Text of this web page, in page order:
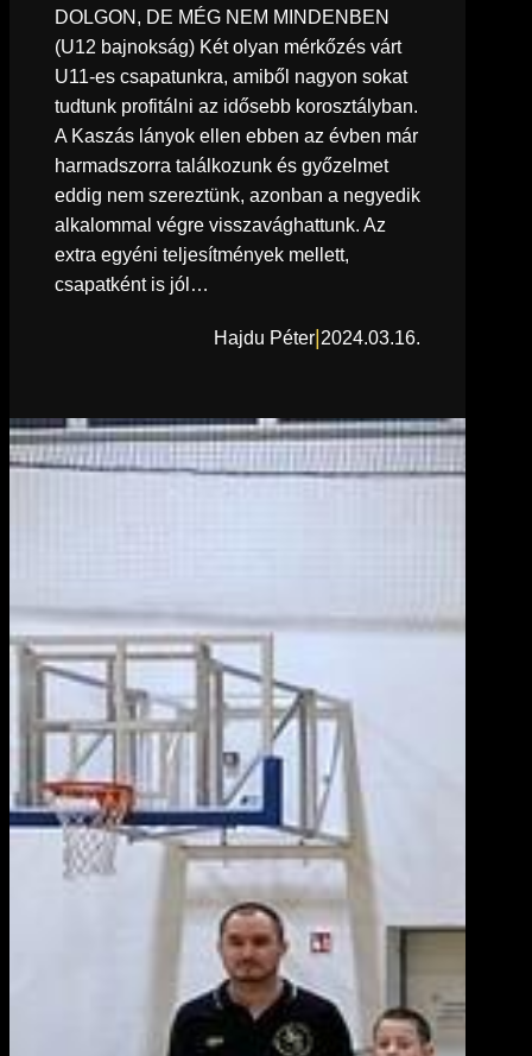
DOLGON, DE MÉG NEM MINDENBEN
(U12 bajnokság) Két olyan mérkőzés várt
U11-es csapatunkra, amiből nagyon sokat
tudtunk profitálni az idősebb korosztályban.
A Kaszás lányok ellen ebben az évben már
harmadszorra találkozunk és győzelmet
eddig nem szereztünk, azonban a negyedik
alkalommal végre visszavághattunk. Az
extra egyéni teljesítmények mellett,
csapatként is jól…
Hajdu Péter 2024.03.16.